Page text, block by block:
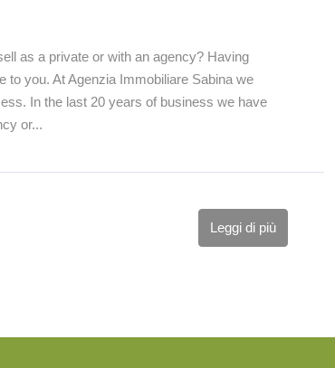
as a private or with an agency? Having
to you. At Agenzia Immobiliare Sabina we
In the last 20 years of business we have
or...
Leggi di più